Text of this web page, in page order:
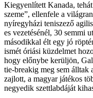
Kiegyenlített Kanada,
szeme”, ellenfele a
nyíregyházi teniszező
es vezetésénél, 30 semmi
másodikkal élt egy jó
ismét óriási küzdelmet
hogy előnybe kerüljön,
tie-breakig meg sem álltak
zajlott, a magyar játékos
negyedik szettlabdáját